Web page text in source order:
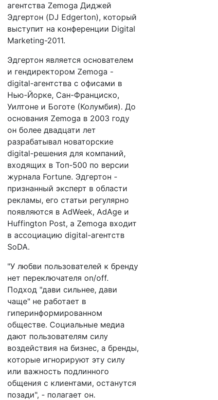
агентства Zemoga Диджей
Эдгертон (DJ Edgerton), который
выступит на конференции Digital
Marketing-2011.
Эдгертон является основателем
и гендиректором Zemoga -
digital-агентства с офисами в
Нью-Йорке, Сан-Франциско,
Уилтоне и Боготе (Колумбия). До
основания Zemoga в 2003 году
он более двадцати лет
разрабатывал новаторские
digital-решения для компаний,
входящих в Топ-500 по версии
журнала Fortune. Эдгертон -
признанный эксперт в области
рекламы, его статьи регулярно
появляются в AdWeek, AdAge и
Huffington Post, а Zemoga входит
в ассоциацию digital-агентств
SoDA.
"У любви пользователей к бренду
нет переключателя on/off.
Подход "дави сильнее, дави
чаще" не работает в
гиперинформированном
обществе. Социальные медиа
дают пользователям силу
воздействия на бизнес, а бренды,
которые игнорируют эту силу
или важность подлинного
общения с клиентами, останутся
позади", - полагает он.